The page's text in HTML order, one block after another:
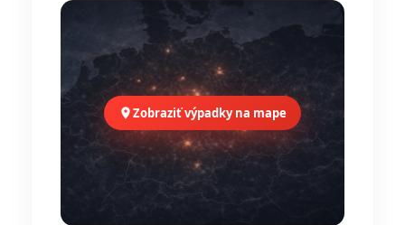
Zobraziť výpadky na mape